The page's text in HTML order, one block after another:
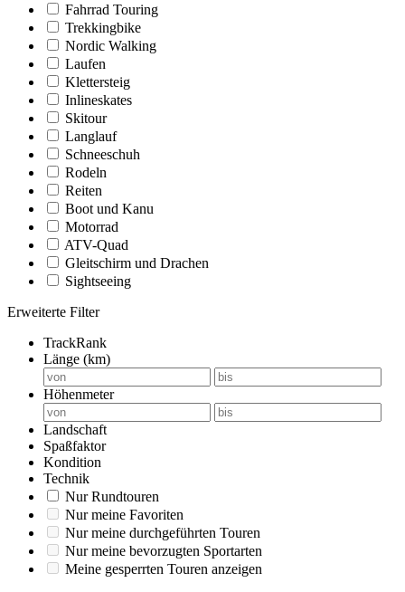
Fahrrad Touring
Trekkingbike
Nordic Walking
Laufen
Klettersteig
Inlineskates
Skitour
Langlauf
Schneeschuh
Rodeln
Reiten
Boot und Kanu
Motorrad
ATV-Quad
Gleitschirm und Drachen
Sightseeing
Erweiterte Filter
TrackRank
Länge (km)
Höhenmeter
Landschaft
Spaßfaktor
Kondition
Technik
Nur Rundtouren
Nur meine Favoriten
Nur meine durchgeführten Touren
Nur meine bevorzugten Sportarten
Meine gesperrten Touren anzeigen